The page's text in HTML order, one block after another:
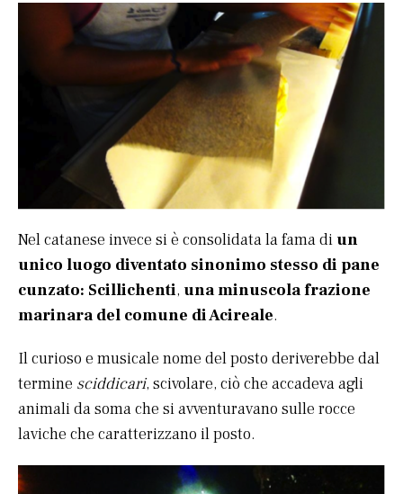
Nel catanese invece si è consolidata la fama di un
unico luogo diventato sinonimo stesso di pane
cunzato: Scillichenti, una minuscola frazione
marinara del comune di Acireale.
Il curioso e musicale nome del posto deriverebbe dal
termine sciddicari, scivolare, ciò che accadeva agli
animali da soma che si avventuravano sulle rocce
laviche che caratterizzano il posto.